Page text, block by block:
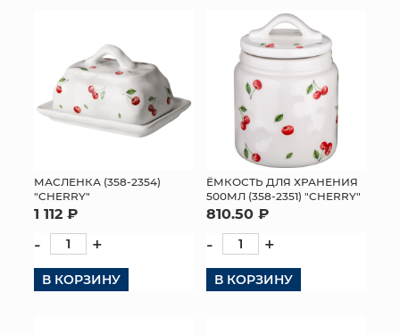
МАСЛЕНКА (358-2354)
"CHERRY"
1 112 ₽
- +
В КОРЗИНУ
ЁМКОСТЬ ДЛЯ ХРАНЕНИЯ
500МЛ (358-2351) "CHERRY"
810.50 ₽
- +
В КОРЗИНУ